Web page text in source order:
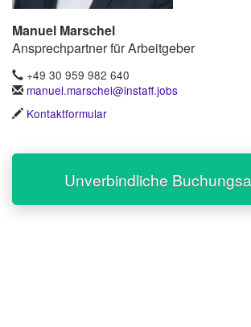
Manuel Marschel
Ansprechpartner für Arbeitgeber
+49 30 959 982 640
manuel.marschel@instaff.jobs
Kontaktformular
Unverbindliche